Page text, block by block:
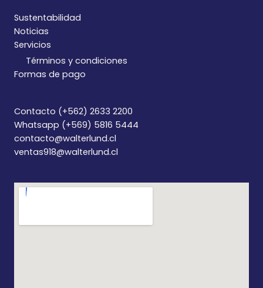
Sustentabilidad
Noticias
Servicios
Términos y condiciones
Formas de pago
Contacto (+562) 2633 2200
Whatsapp (+569) 5816 5444
contacto@walterlund.cl
ventas918@walterlund.cl